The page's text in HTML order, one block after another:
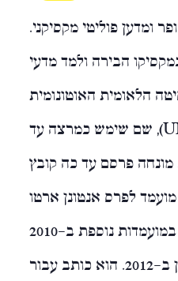
ומדען פוליטי מקסיקני.
נולד בשנת 1978 במקסיקו הבירה ולמד מדעי
הלאומית האוטונומית
במקסיקו הבירה (UNAM), שם שימש כמרצה עד
פרסם עד כה קובץ
לפרס אנטונן ארטו
(2008); ורומן שזיכה אותו במועמדות נוספת ב-2010
ובפרס Jaén לרומן ב-2012. הוא כותב עבור